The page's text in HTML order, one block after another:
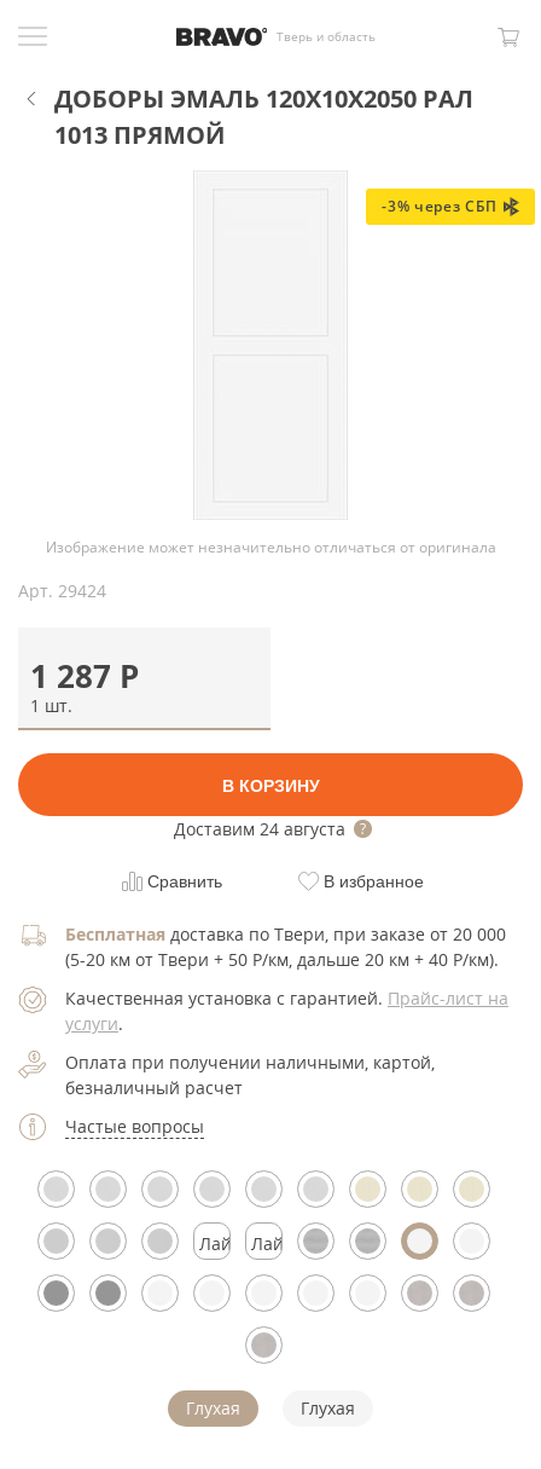
Тверь и область
ДОБОРЫ ЭМАЛЬ 120X10X2050 РАЛ
1013 ПРЯМОЙ
-3% через СБП
Изображение может незначительно отличаться от оригинала
Арт. 29424
1 287 Р
1 шт.
В КОРЗИНУ
Доставим 24 августа
Сравнить В избранное
Бесплатная доставка по Твери, при заказе от 20 000
(5-20 км от Твери + 50 Р/км, дальше 20 км + 40 Р/км).
Качественная установка с гарантией. Прайс-лист на
услуги.
Оплата при получении наличными, картой,
безналичный расчет
Частые вопросы
ЛайтмоккоЛайтмокко
Глухая Глухая